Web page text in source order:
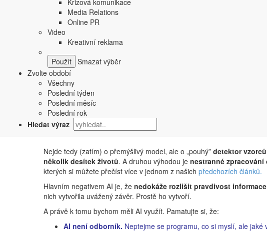
Krizová komunikace
Media Relations
Online PR
Video
Kreativní reklama
Smazat výběr
Zvolte období
Všechny
Poslední týden
Poslední měsíc
Poslední rok
Hledat výraz
fungují.
Zpracování dat
je s to zpracovat neuvěřitelné množství dat během chvilky.
Mezi těmito vzorci AI hledá souvislosti
Tyto informace je pak schopna zjednodušit na obecná
Díky této práci a i díky naší reakci na výsledek se
Nejde tedy (zatím) o přemýšlivý model, ale o „pouhý” detektor
několik desítek životů. A druhou výhodou je nestranné zpracování
kterých si můžete přečíst více v jednom z našich předchozích článků.
Hlavním negativem AI je, že nedokáže rozlišit pravdivost
nich vytvořila uvážený závěr. Prostě ho vytvoří.
A právě k tomu bychom měli AI využít. Pamatujte si, že:
AI není odborník. Neptejme se programu, co si myslí, ale